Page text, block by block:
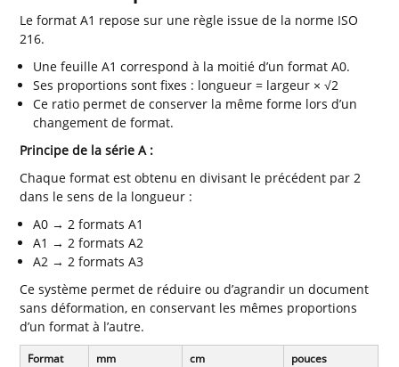
Le format A1 repose sur une règle issue de la norme ISO
216.
Une feuille A1 correspond à la moitié d’un format A0.
Ses proportions sont fixes : longueur = largeur × √2
Ce ratio permet de conserver la même forme lors d’un
changement de format.
Principe de la série A :
Chaque format est obtenu en divisant le précédent par 2
dans le sens de la longueur :
A0 → 2 formats A1
A1 → 2 formats A2
A2 → 2 formats A3
Ce système permet de réduire ou d’agrandir un document
sans déformation, en conservant les mêmes proportions
d’un format à l’autre.
Format mm cm
pouces